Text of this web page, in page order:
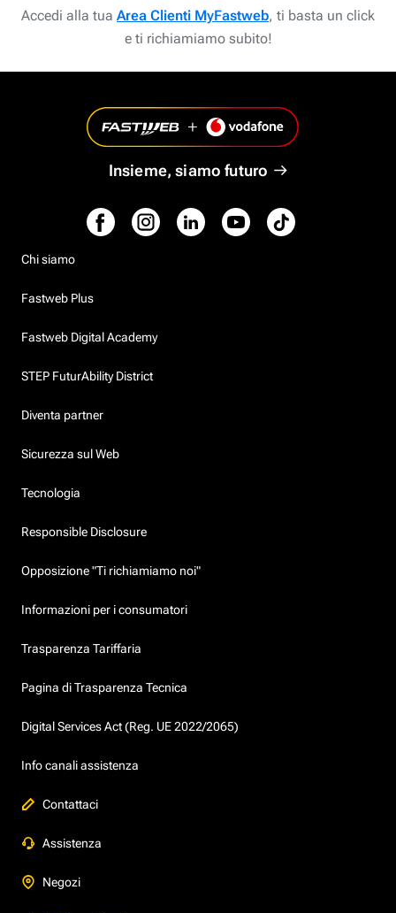
Accedi alla tua Area Clienti MyFastweb, ti basta un click
e ti richiamiamo subito!
Insieme, siamo futuro
Chi siamo
Fastweb Plus
Fastweb Digital Academy
STEP FuturAbility District
Diventa partner
Sicurezza sul Web
Tecnologia
Responsible Disclosure
Opposizione "Ti richiamiamo noi"
Informazioni per i consumatori
Trasparenza Tariffaria
Pagina di Trasparenza Tecnica
Digital Services Act (Reg. UE 2022/2065)
Info canali assistenza
Contattaci
Assistenza
Negozi